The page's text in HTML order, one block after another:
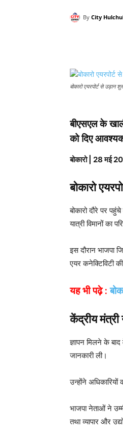
By City
बोकारो एयरपोर्ट से
बीएसएल के
को दिए
बोकारो | 28 मई
बोकारो
बोकारो दौरे पर
यात्री विमानों का
इस दौरान भाजपा
एयर कनेक्टिविटी
यह भी पढ़े :
केंद्रीय मंत्री
ज्ञापन मिलने के
जानकारी ली।
उन्होंने
भाजपा नेताओं ने
तथा व्यापार और